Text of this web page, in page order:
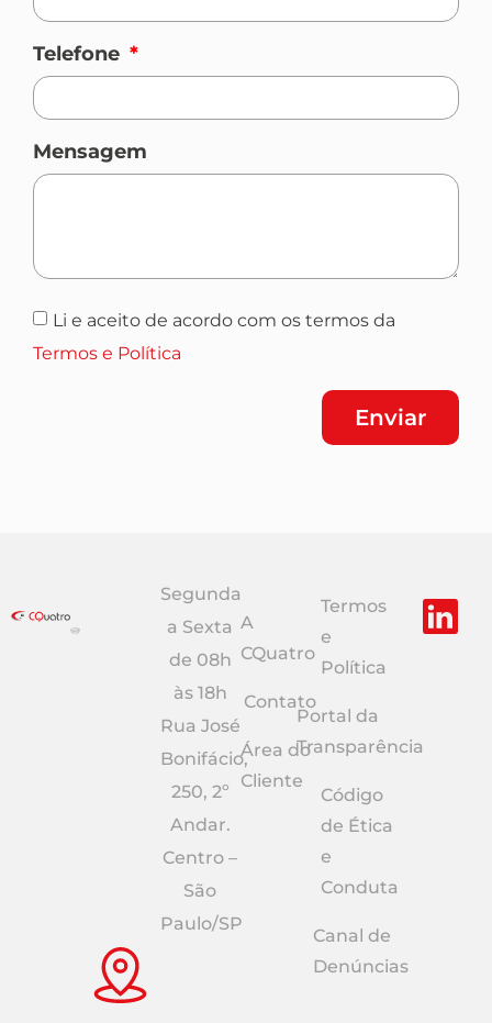
Telefone
Mensagem
Li e aceito de acordo com os termos da
Termos e Política
Enviar
Segunda
a Sexta
de 08h
às 18h
Rua José
Bonifácio,
250, 2º
Andar.
Centro –
São
Paulo/SP
A
CQuatro
Contato
Área do
Cliente
Termos
e
Política
Portal da
Transparência
Código
de Ética
e
Conduta
Canal de
Denúncias